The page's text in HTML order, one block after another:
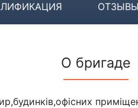
ОТЗЫВЫ
О бригаде